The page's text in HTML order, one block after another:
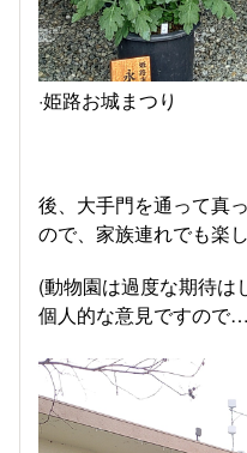
·姫路お城まつり
後、大手門を通って真
ので、家族連れでも楽
(動物園は過度な期待
個人的な意見ですので